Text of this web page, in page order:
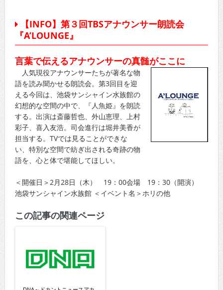
【INFO】第３回TBSアナウンサー朗読会
『A’LOUNGE』
言葉で伝えるアナウンサーの真髄がここに
人気現役アナウンサーたちが著名な物
語を読み聞かせる朗読会。第3回目を迎
える今回は、池袋サンシャイン水族館の
幻想的な空間の中で、『人魚姫』を朗読
する。出演は斎藤哲也、外山恵理、上村
彩子、喜入友浩。司会進行は堀井美香が
担当する。TVでは見ることができな
い、特別な空間で紡ぎ出される奇跡の物
語を、心と体で堪能してほしい。
＜開催日＞2月28日（木） 19：00会場 19：30（開演）
池袋サンシャイン水族館 ＜イベント名＞ホリの他
この記事の関連ページ